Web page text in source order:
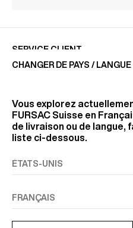
SERVICE CLIENT
RETROUVEZ-NOUS
INFORMATIONS
CHANGER DE PAYS / LANGUE
Vous explorez
FURSAC Suisse en
de livraison ou de langue,
liste ci-dessous.